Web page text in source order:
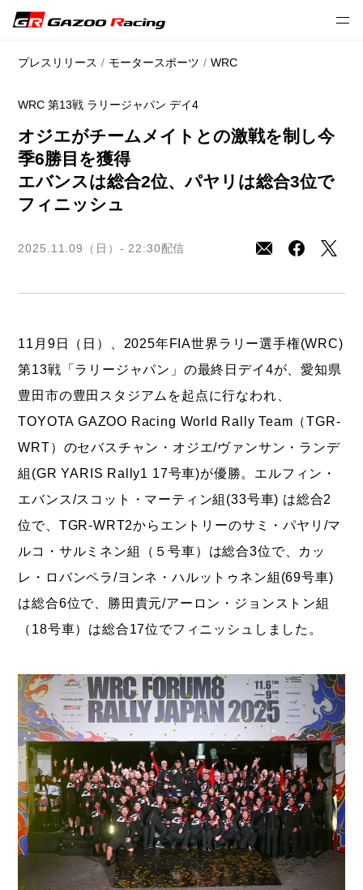
// 2025 season
プレスリリース モータースポーツ WRC
WRC 第13戦 ラリージャパン デイ4
オジエがチームメイトとの激戦を制し今
季6勝目を獲得
エバンスは総合2位、パヤリは総合3位で
フィニッシュ
2025.11.09（日）- 22:30配信
11月9日（日）、2025年FIA世界ラリー選手権(WRC)
第13戦「ラリージャパン」の最終日デイ4が、愛知県
豊田市の豊田スタジアムを起点に行なわれ、
TOYOTA GAZOO Racing World Rally Team（TGR-
WRT）のセバスチャン・オジエ/ヴァンサン・ランデ
組(GR YARIS Rally1 17号車)が優勝。エルフィン・
エバンス/スコット・マーティン組(33号車) は総合2
位で、TGR-WRT2からエントリーのサミ・パヤリ/マ
ルコ・サルミネン組（５号車）は総合3位で、カッ
レ・ロバンペラ/ヨンネ・ハルットゥネン組(69号車)
は総合6位で、勝田貴元/アーロン・ジョンストン組
（18号車）は総合17位でフィニッシュしました。